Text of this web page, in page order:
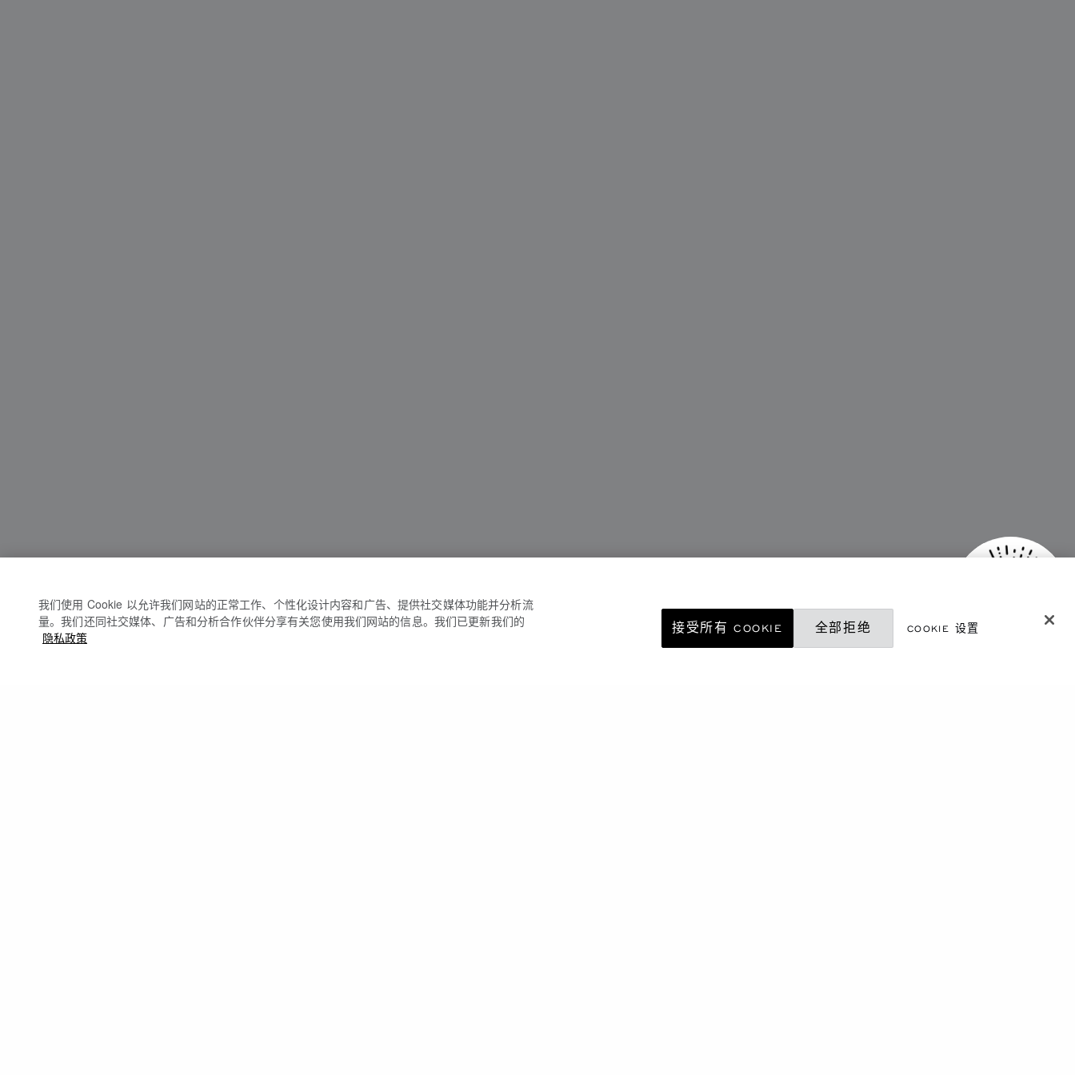
我们使用 Cookie 以允许我们网站的正常工作、个性化设计内容和广告、提供社交媒体功能并分析流
量。我们还同社交媒体、广告和分析合作伙伴分享有关您使用我们网站的信息。我们已更新我们的
隐私政策
COOKIE 设置
全部拒绝
接受所有 COOKIE